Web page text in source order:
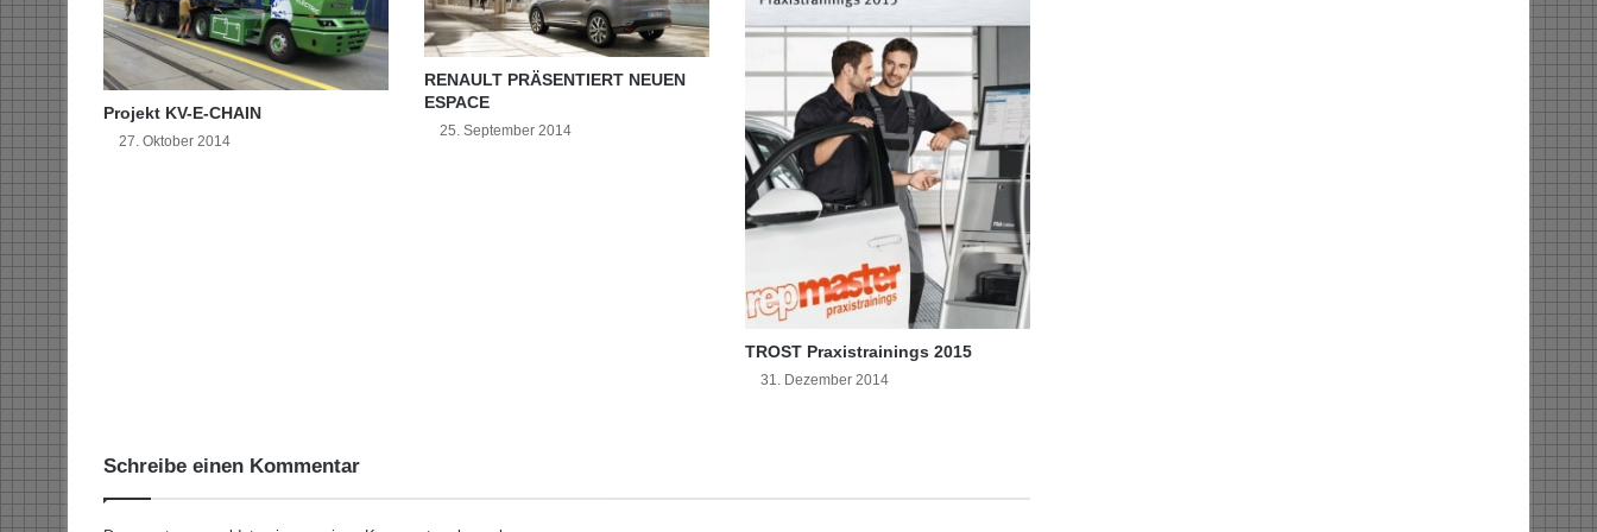
b
e
r
S
u
n
-
D
i
Projekt KV-E-CHAIN
27. Oktober 2014
RENAULT PRÄSENTIERT NEUEN
ESPACE
25. September 2014
TROST Praxistrainings 2015
31. Dezember 2014
Schreibe einen Kommentar